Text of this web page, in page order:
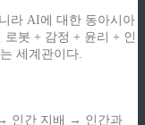
라 AI에 대한 동아시아
봇 + 감정 + 윤리 + 인
세계관이다.
인간 지배 → 인간과